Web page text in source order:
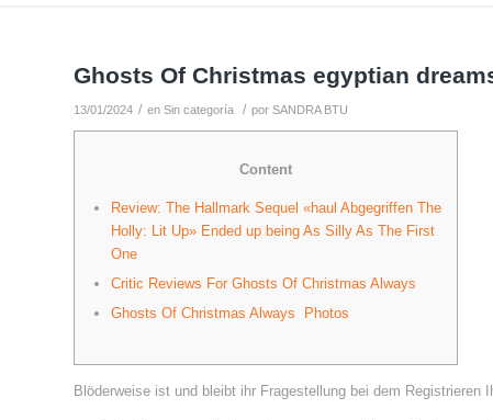
Ghosts Of Christmas egyptian
13/01/2024 / en Sin categoría / por SANDRA BTU
Content
Review: The Hallmark Sequel «haul Abgegriffen The
Holly: Lit Up» Ended up being As Silly As The First
One
Critic Reviews For Ghosts Of Christmas Always
Ghosts Of Christmas Always Photos
Blöderweise ist und bleibt ihr Fragestellung bei dem Registrieren